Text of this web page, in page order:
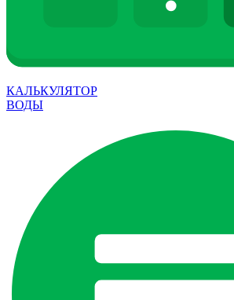
КАЛЬКУЛЯТОР
ВОДЫ